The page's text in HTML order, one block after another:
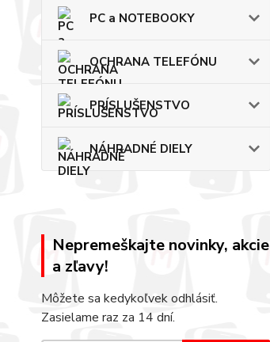
PC a NOTEBOOKY
OCHRANA TELEFÓNU
PRÍSLUŠENSTVO
NÁHRADNÉ DIELY
Nepremeškajte novinky, akcie
a zľavy!
Môžete sa kedykoľvek odhlásiť.
Zasielame raz za 14 dní.